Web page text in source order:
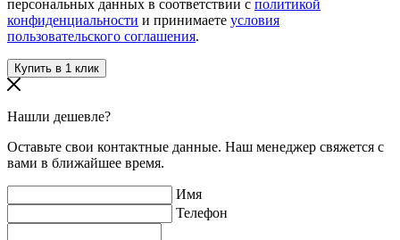
персональных данных в соответствии с политикой
конфиденциальности и принимаете условия
пользовательского соглашения.
Нашли дешевле?
Оставьте свои контактные данные. Наш менеджер свяжется с
вами в ближайшее время.
Имя
Телефон